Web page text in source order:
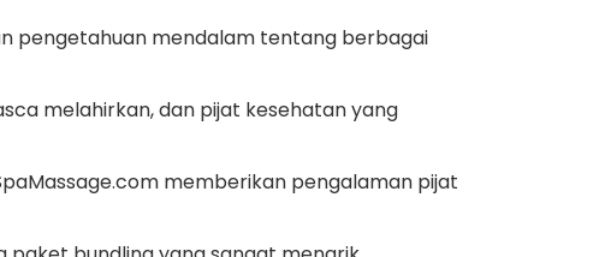
pengetahuan mendalam tentang berbagai
melahirkan, dan pijat kesehatan yang
memberikan pengalaman pijat